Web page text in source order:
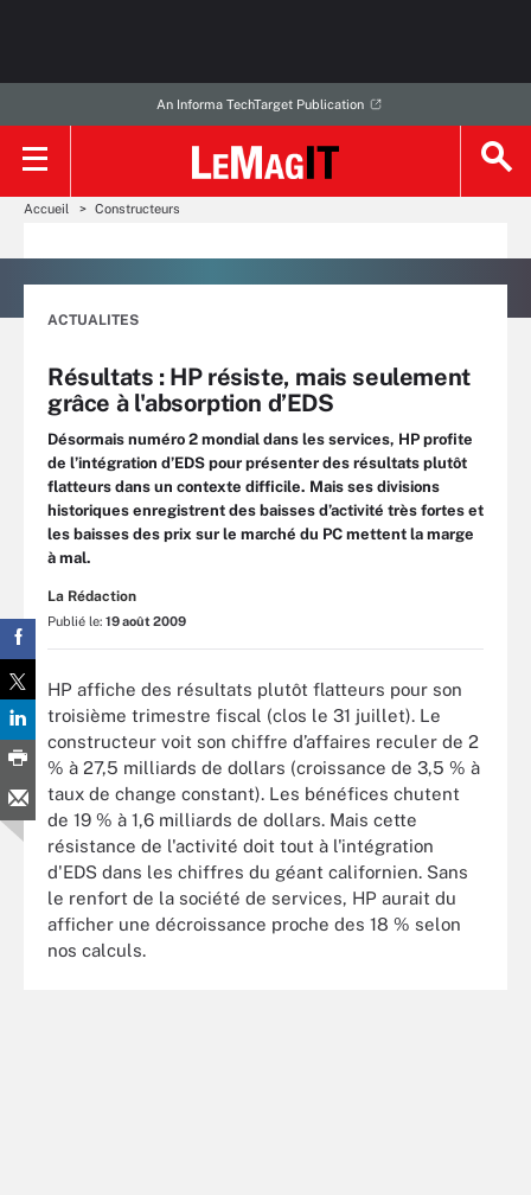
An Informa TechTarget Publication
Accueil Constructeurs
ACTUALITES
Résultats : HP résiste, mais seulement
grâce à l'absorption d’EDS
Désormais numéro 2 mondial dans les services, HP profite
de l’intégration d’EDS pour présenter des résultats plutôt
flatteurs dans un contexte difficile. Mais ses divisions
historiques enregistrent des baisses d’activité très fortes et
les baisses des prix sur le marché du PC mettent la marge
à mal.
La Rédaction
Publié le: 19 août 2009
HP affiche des résultats plutôt flatteurs pour son
troisième trimestre fiscal (clos le 31 juillet). Le
constructeur voit son chiffre d’affaires reculer de 2
% à 27,5 milliards de dollars (croissance de 3,5 % à
taux de change constant). Les bénéfices chutent
de 19 % à 1,6 milliards de dollars. Mais cette
résistance de l'activité doit tout à l'intégration
d'EDS dans les chiffres du géant californien. Sans
le renfort de la société de services, HP aurait du
afficher une décroissance proche des 18 % selon
nos calculs.